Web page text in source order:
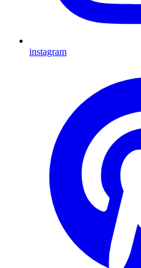
instagram